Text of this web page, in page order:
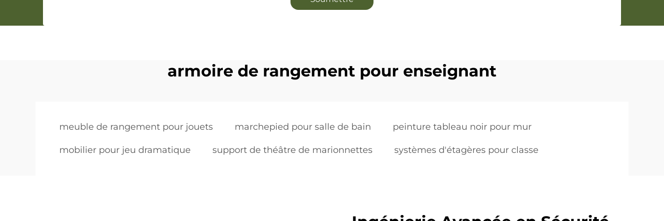
armoire de rangement pour enseignant
meuble de rangement pour jouets marchepied pour salle de bain peinture tableau noir pour mur
mobilier pour jeu dramatique support de théâtre de marionnettes systèmes d'étagères pour classe